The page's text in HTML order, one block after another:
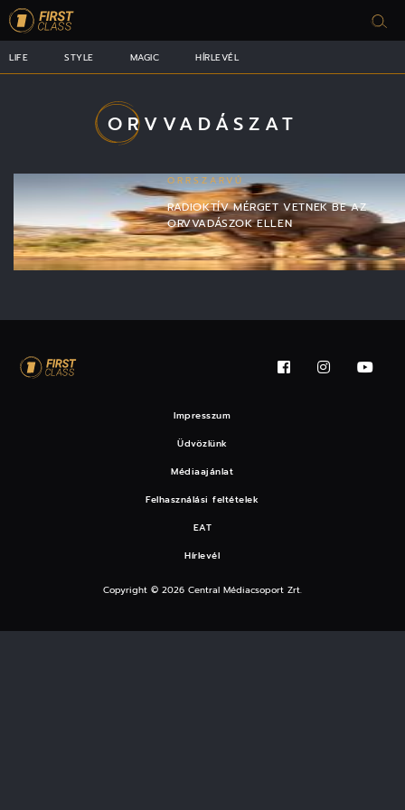
LIFE STYLE MAGIC HÍRLEVÉL
ORVVADÁSZAT
ORRSZARVÚ
RADIOKTÍV MÉRGET VETNEK BE AZ
ORVVADÁSZOK ELLEN
Impresszum
Üdvözlünk
Médiaajánlat
Felhasználási feltételek
EAT
Hírlevél
Copyright © 2026 Central Médiacsoport Zrt.